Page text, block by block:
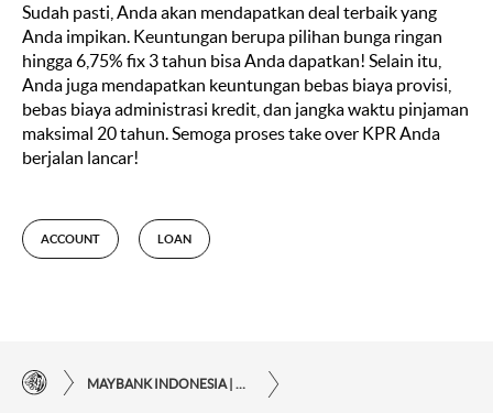
Sudah pasti, Anda akan mendapatkan deal terbaik yang
Anda impikan. Keuntungan berupa pilihan bunga ringan
hingga 6,75% fix 3 tahun bisa Anda dapatkan! Selain itu,
Anda juga mendapatkan keuntungan bebas biaya provisi,
bebas biaya administrasi kredit, dan jangka waktu pinjaman
maksimal 20 tahun. Semoga prosestake over KPR Anda
berjalan lancar!
ACCOUNT LOAN
MAYBANK INDONESIA | KEMUDAHAN TRANSAKSI FINANSIAL DI UJUNG JARI ANDA